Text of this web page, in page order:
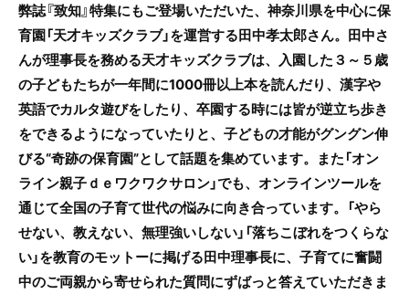
弊誌『致知』特集にもご登場いただいた、神奈川県を中心に保
育園「天才キッズクラブ」を運営する田中孝太郎さん。田中さ
んが理事長を務める天才キッズクラブは、入園した３～５歳
の子どもたちが一年間に1000冊以上本を読んだり、漢字や
英語でカルタ遊びをしたり、卒園する時には皆が逆立ち歩き
をできるようになっていたりと、子どもの才能がグングン伸
びる“奇跡の保育園”として話題を集めています。また「オン
ライン親子ｄｅワクワクサロン」でも、オンラインツールを
通じて全国の子育て世代の悩みに向き合っています。 「やら
せない、教えない、無理強いしない」「落ちこぼれをつくらな
い」を教育のモットーに掲げる田中理事長に、子育てに奮闘
中のご両親から寄せられた質問にずばっと答えていただきま